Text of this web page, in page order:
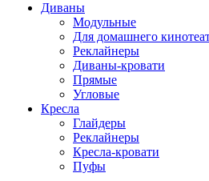
Диваны
Модульные
Для домашнего
Реклайнеры
Диваны-кровати
Прямые
Угловые
Кресла
Глайдеры
Реклайнеры
Кресла-кровати
Пуфы